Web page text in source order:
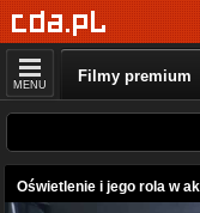
MENU Filmy premium
Oświetlenie i jego rola w